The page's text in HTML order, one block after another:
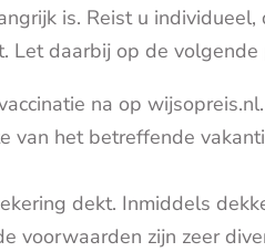
is. Reist u
Let daarbij op de volgende
na op
van het betreffende
dekt. Inmiddels
voorwaarden zijn zeer